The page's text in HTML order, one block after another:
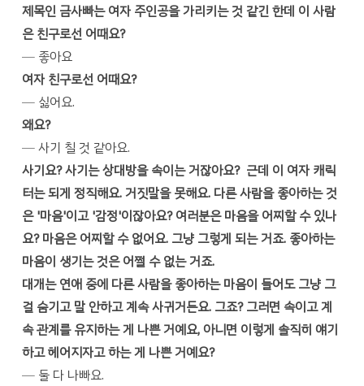
제목인 금사빠는 여자 주인공을 가리키는 것 같긴 한데 이 사람
은 친구로선 어때요?
─ 좋아요
여자 친구로선 어때요?
─ 싫어요.
왜요?
─ 사기 칠 것 같아요.
사기요? 사기는 상대방을 속이는 거잖아요? 근데 이 여자 캐릭
터는 되게 정직해요. 거짓말을 못해요. 다른 사람을 좋아하는 것
은 '마음'이고 '감정'이잖아요? 여러분은 마음을 어찌할 수 있나
요? 마음은 어찌할 수 없어요. 그냥 그렇게 되는 거죠. 좋아하는
마음이 생기는 것은 어쩔 수 없는 거죠.
대개는 연애 중에 다른 사람을 좋아하는 마음이 들어도 그냥 그
걸 숨기고 말 안하고 계속 사귀거든요. 그죠? 그러면 속이고 계
속 관계를 유지하는 게 나쁜 거예요, 아니면 이렇게 솔직히 얘기
하고 헤어지자고 하는 게 나쁜 거예요?
─ 둘 다 나빠요.